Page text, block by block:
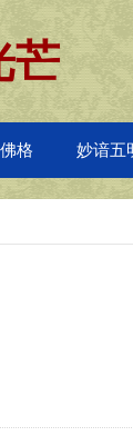
格 妙谙五
芒